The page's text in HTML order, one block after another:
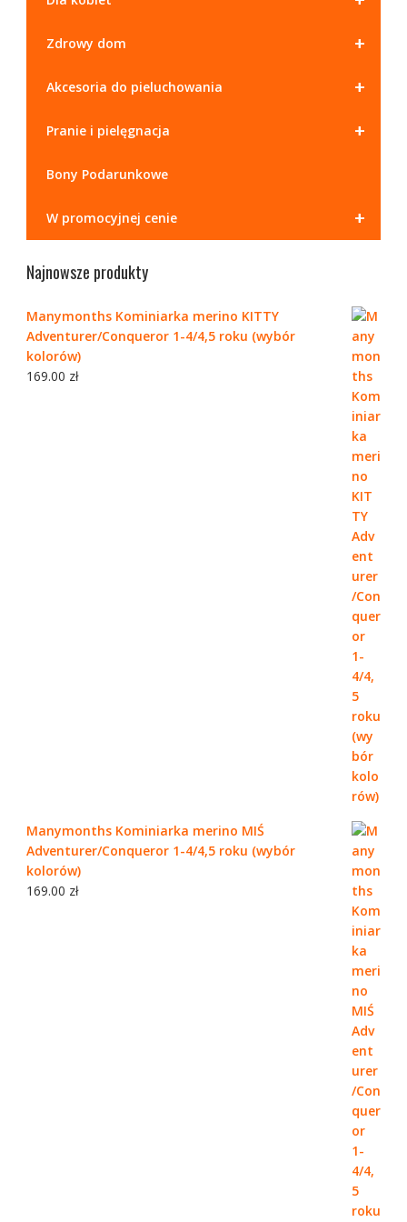
+
Zdrowy dom
+
Akcesoria do pieluchowania
+
Pranie i pielęgnacja
Bony Podarunkowe
+
W promocyjnej cenie
Najnowsze produkty
Manymonths Kominiarka merino KITTY
Adventurer/Conqueror 1-4/4,5 roku (wybór
kolorów)
169.00 zł
Manymonths Kominiarka merino MIŚ
Adventurer/Conqueror 1-4/4,5 roku (wybór
kolorów)
169.00 zł